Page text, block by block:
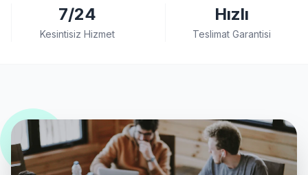
7/24
Kesintisiz Hizmet
Hızlı
Teslimat Garantisi